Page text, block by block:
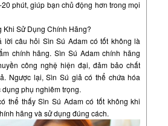
phút, giúp bạn chủ động hơn trong mọi
Khi Sử Dụng Chính Hãng?
câu hỏi Sìn Sú Adam có tốt không là
chính hãng. Sìn Sú Adam chính hãng
công nghệ hiện đại, đảm bảo chất
Ngược lại, Sìn Sú giả có thể chứa hóa
phụ nghiêm trọng.
thể thấy Sìn Sú Adam có tốt không khi
hãng và sử dụng đúng cách.